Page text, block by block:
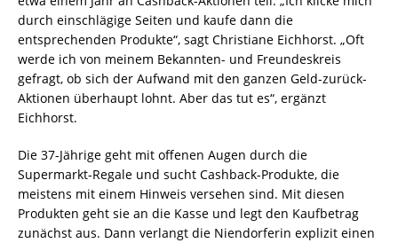
durch einschlägige Seiten und kaufe dann die
entsprechenden Produkte“, sagt Christiane Eichhorst. „Oft
werde ich von meinem Bekannten- und Freundeskreis
gefragt, ob sich der Aufwand mit den ganzen Geld-zurück-
Aktionen überhaupt lohnt. Aber das tut es“, ergänzt
Eichhorst.
Die 37-Jährige geht mit offenen Augen durch die
Supermarkt-Regale und sucht Cashback-Produkte, die
meistens mit einem Hinweis versehen sind. Mit diesen
Produkten geht sie an die Kasse und legt den Kaufbetrag
zunächst aus. Dann verlangt die Niendorferin explizit einen